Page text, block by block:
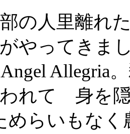
の人里離れ
やってきま
Allegria
れて 身を
めらいもな